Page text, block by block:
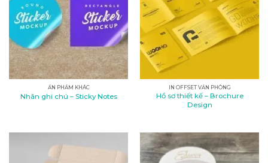
ẤN PHẨM KHÁC
Nhãn ghi chú – Sticky Notes
IN OFFSET VĂN PHÒNG
Hồ sơ thiết kế – Brochure
Design